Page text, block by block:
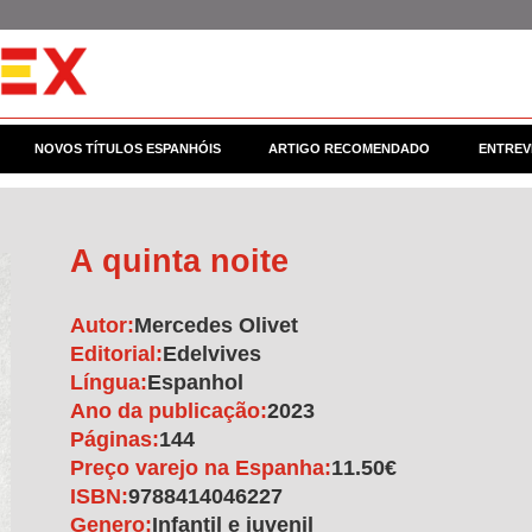
NOVOS TÍTULOS ESPANHÓIS ARTIGO RECOMENDADO
A quinta noite
Autor:Mercedes Olivet
Editorial:Edelvives
Língua:Espanhol
Ano da publicação:2023
Páginas:144
Preço varejo na Espanha:11.50€
ISBN:9788414046227
Genero:Infantil e juvenil